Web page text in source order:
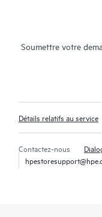
Soumettre votre
Détails relatifs au service
Contactez-nous